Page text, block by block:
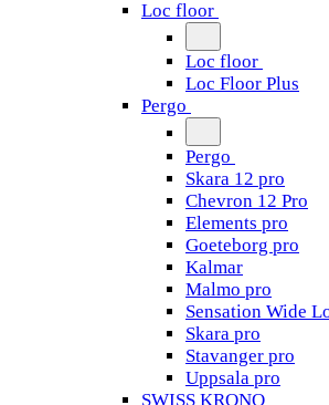
Loc floor
Loc floor
Loc Floor Plus
Pergo
Pergo
Skara 12 pro
Chevron 12 Pro
Elements pro
Goeteborg pro
Kalmar
Malmo pro
Sensation Wide
Skara pro
Stavanger pro
Uppsala pro
SWISS KRONO